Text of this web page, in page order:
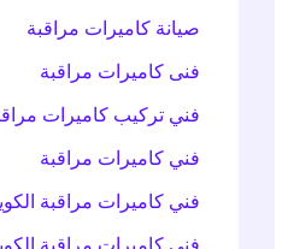
صيانة كاميرات مراقبة
فنى كاميرات مراقبة
فني تركيب كاميرات
فني كاميرات مراقبة
فني كاميرات مراقبة